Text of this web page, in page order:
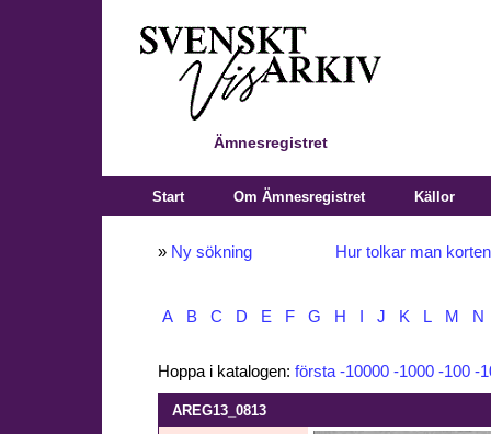
Ämnesregistret
Start Om Ämnesregistret Källor
» Ny sökning Hur tolkar man
A B C D E F G H J K L M N
Hoppa i katalogen: första -10000 -1000 -100 -
AREG13_0813